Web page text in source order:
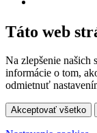
Táto web
Na zlepšenie našich
informácie o tom,
odmietnuť
Akceptovať všetko